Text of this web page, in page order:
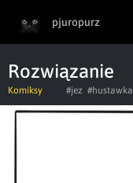
pjuropurz
Rozwiązanie
Komiksy #jez #hustawka